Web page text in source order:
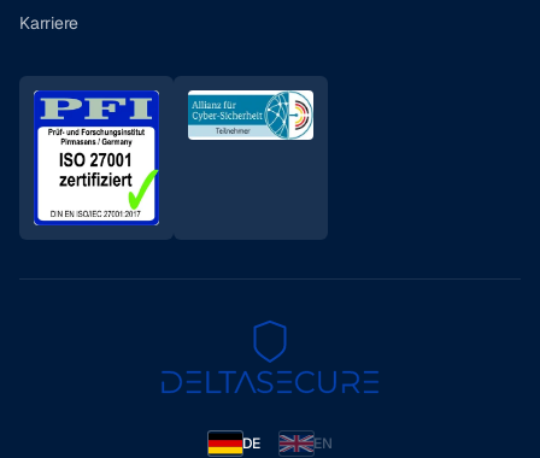
Karriere
DE EN